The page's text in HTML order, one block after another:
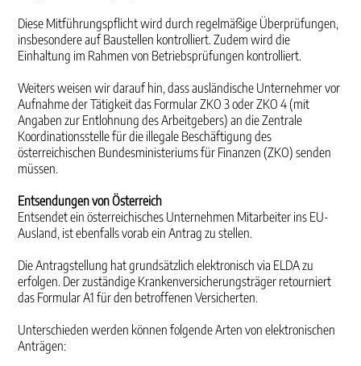
Diese Mitführungspflicht wird durch regelmäßige Überprüfungen,
insbesondere auf Baustellen kontrolliert. Zudem wird die
Einhaltung im Rahmen von Betriebsprüfungen kontrolliert.
Weiters weisen wir darauf hin, dass ausländische Unternehmer vor
Aufnahme der Tätigkeit das Formular ZKO 3 oder ZKO 4 (mit
Angaben zur Entlohnung des Arbeitgebers) an die Zentrale
Koordinationsstelle für die illegale Beschäftigung des
österreichischen Bundesministeriums für Finanzen (ZKO) senden
müssen.
Entsendungen von Österreich
Entsendet ein österreichisches Unternehmen Mitarbeiter ins EU-
Ausland, ist ebenfalls vorab ein Antrag zu stellen.
Die Antragstellung hat grundsätzlich elektronisch via ELDA zu
erfolgen. Der zuständige Krankenversicherungsträger retourniert
das Formular A1 für den betroffenen Versicherten.
Unterschieden werden können folgende Arten von elektronischen
Anträgen: